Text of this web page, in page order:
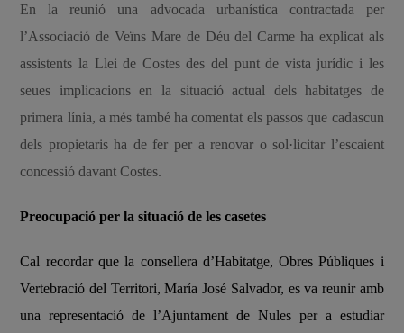
En la reunió una advocada urbanística contractada per
l’Associació de Veïns Mare de Déu del Carme ha explicat als
assistents la Llei de Costes des del punt de vista jurídic i les
seues implicacions en la situació actual dels habitatges de
primera línia, a més també ha comentat els passos que cadascun
dels propietaris ha de fer per a renovar o sol·licitar l’escaient
concessió davant Costes.
Preocupació per la situació de les casetes
Cal recordar que la consellera d’Habitatge, Obres Públiques i
Vertebració del Territori, María José Salvador, es va reunir amb
una representació de l’Ajuntament de Nules per a estudiar